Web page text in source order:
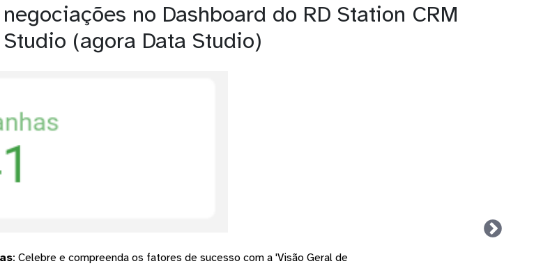
no Dashboard do RD Station CRM
(agora Data Studio)
: Celebre e compreenda os fatores de sucesso com a 'Visão Geral de